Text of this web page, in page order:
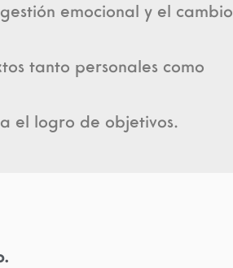
emocional y el cambio
tanto personales como
el logro de objetivos.